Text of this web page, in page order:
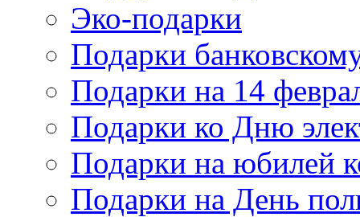
Эко-подарки
Подарки
Подарки на 14
Подарки ко Дню
Подарки на юбилей
Подарки на День